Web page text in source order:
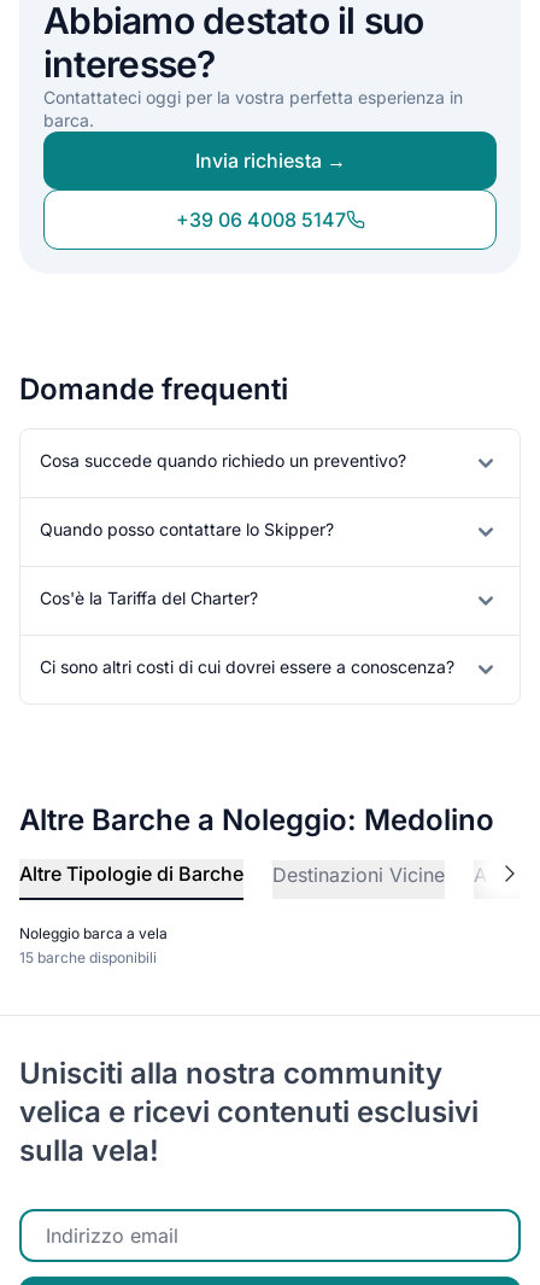
Abbiamo destato il suo
interesse?
Contattateci oggi per la vostra perfetta esperienza in
barca.
Invia richiesta →
+39 06 4008 5147
Domande frequenti
Cosa succede quando richiedo un preventivo?
Quando posso contattare lo Skipper?
Cos'è la Tariffa del Charter?
Ci sono altri costi di cui dovrei essere a conoscenza?
Altre Barche a Noleggio: Medolino
Altre Tipologie di Barche Destinazioni Vicine Altre
Noleggio barca a vela
15 barche disponibili
Unisciti alla nostra community
velica e ricevi contenuti esclusivi
sulla vela!
Inserisci la tua email